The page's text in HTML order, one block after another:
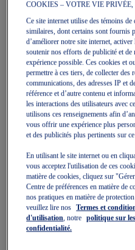
Quickview
Vente
GT-1000 14 GS
Chaussures De Course De
Jeunesse
COOKIES – VOTRE VIE
Ce site internet utilise des témoins
similaires, dont certains sont fournis
d’améliorer notre site internet,
soutenir nos efforts de publicité et
expérience possible. Ces cookies et
permettre à ces tiers, de collecter des
communications, des adresses IP et
référence et d’autre contenu et
les interactions des utilisateurs avec
utilisons ces renseignements afin
vous offrir une expérience plus
et des publicités plus pertinents sur
En utilisant le site internet ou en
vous acceptez l'utilisation de ces
matière de cookies, cliquez sur
Centre de préférences en matière de
nos pratiques en matière de
veuillez lire nos
Termes et
d'utilisation , notre politique sur
confidentialité.